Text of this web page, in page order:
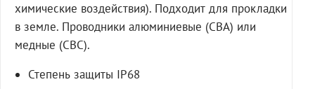
химические воздействия). Подходит для прокладки
в земле. Проводники алюминиевые (СВА) или
медные (СВС).
Степень защиты IP68